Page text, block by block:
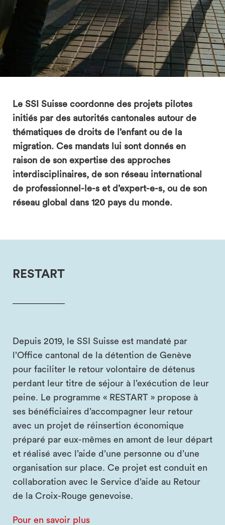
search
Le SSI Suisse coordonne des projets pilotes
initiés par des autorités cantonales autour de
thématiques de droits de l’enfant ou de la
migration. Ces mandats lui sont donnés en
raison de son expertise des approches
interdisciplinaires, de son réseau international
de professionnel-le-s et d’expert-e-s, ou de son
réseau global dans 120 pays du monde.
RESTART
Depuis 2019, le SSI Suisse est mandaté par
l’Office cantonal de la détention de Genève
pour faciliter le retour volontaire de détenus
perdant leur titre de séjour à l’exécution de leur
peine. Le programme « RESTART » propose à
ses bénéficiaires d’accompagner leur retour
avec un projet de réinsertion économique
préparé par eux-mêmes en amont de leur départ
et réalisé avec l’aide d’une personne ou d’une
organisation sur place. Ce projet est conduit en
collaboration avec le Service d’aide au Retour
de la Croix-Rouge genevoise.
Pour en savoir plus